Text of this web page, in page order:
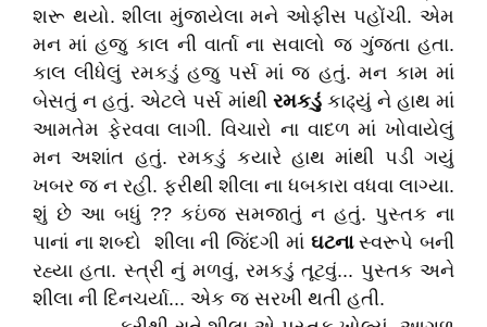
શરૂ થયો. શીલા મુંજાયેલા મને ઓફીસ પહોંચી. એમ
મન માં હજુ કાલ ની વાર્તા ના સવાલો જ ગુંજતા હતા.
કાલ લીધેલું રમકડું હજુ પર્સ માં જ હતું. મન કામ માં
બેસતું ન હતું. એટલે પર્સ માંથીરમકડુંકાઢ્યું ને હાથ માં
આમતેમ ફેરવવા લાગી. વિચારો ના વાદળ માં ખોવાયેલું
મન અશાંત હતું. રમકડું કયારે હાથ માંથી પડી ગયું
ખબર જ ન રહી. ફરીથી શીલા ના ધબકારા વધવા લાગ્યા.
શું છે આ બધું ?? કઇંજ સમજાતું ન હતું. પુસ્તક ના
પાનાં ના શબ્દો શીલા ની જિંદગી માંઘટનાસ્વરૂપે બની
રહ્યા હતા. સ્ત્રી નું મળવું, રમકડું તૂટવું... પુસ્તક અને
શીલા ની દિનચર્યા... એક જ સરખી થતી હતી.